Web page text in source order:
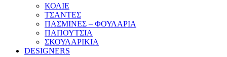
ΚΟΛΙΕ
ΤΣΑΝΤΕΣ
ΠΑΣΜΙΝΕΣ – ΦΟΥΛΑΡΙΑ
ΠΑΠΟΥΤΣΙΑ
ΣΚΟΥΛΑΡΙΚΙΑ
DESIGNERS